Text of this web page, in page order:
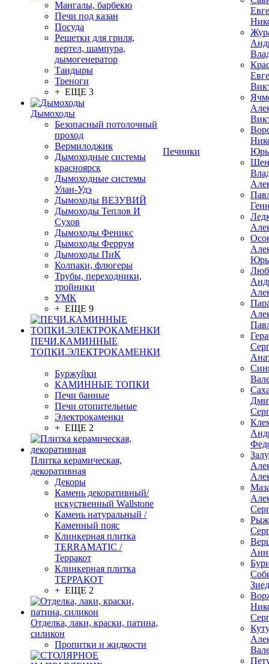
Мангалы, барбекю
Печи под казан
Посуда
Решетки для гриля,
вертел, шампура,
дымогенератор
Тандыры
Треноги
+ ЕЩЕ 3
Дымоходы
Безопасный потолочный
проход
Вермилоджик
Дымоходные системы
красноярск
Дымоходные системы
Улан-Удэ
Дымоходы ВЕЗУВИЙ
Дымоходы Теплов И
Сухов
Дымоходы Феникс
Дымоходы Феррум
Дымоходы ПиК
Колпаки, флюгеры
Трубы, переходники,
тройники
УМК
+ ЕЩЕ 9
ПЕЧИ.КАМИННЫЕ
ТОПКИ.ЭЛЕКТРОКАМЕНКИ
Буржуйки
КАМИННЫЕ ТОПКИ
Печи банные
Печи отопительные
Электрокаменки
+ ЕЩЕ 2
Плитка керамическая,
декоративная
Декоры
Камень декоративный/
искуственный Wallstone
Камень натуральный /
Каменный пояс
Клинкерная плитка
TERRAMATIC /
Терракот
Клинкерная плитка
ТЕРРАКОТ
+ ЕЩЕ 2
Отделка, лаки, краски, патина,
силикон
Пропитки и жидкости
Печники